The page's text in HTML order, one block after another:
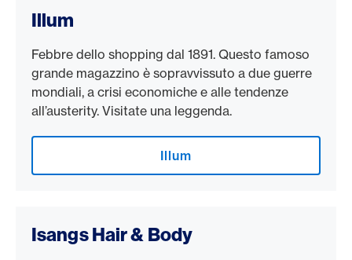
Illum
Febbre dello shopping dal 1891. Questo famoso
grande magazzino è sopravvissuto a due guerre
mondiali, a crisi economiche e alle tendenze
all’austerity. Visitate una leggenda.
Illum
Isangs Hair & Body